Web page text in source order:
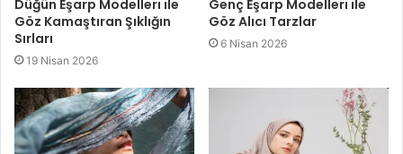
Düğün Eşarp Modelleri ile
Göz Kamaştıran Şıklığın
Sırları
19 Nisan 2026
Genç Eşarp Modelleri ile
Göz Alıcı Tarzlar
6 Nisan 2026